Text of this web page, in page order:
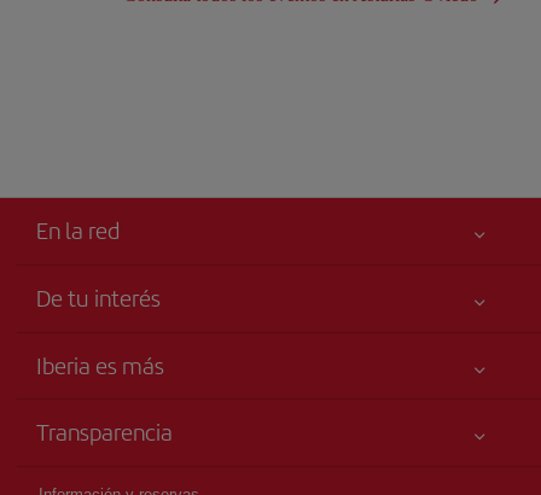
En la red
De tu interés
Tu seguridad es lo primero
Iberia es más
Talento a bordo
Grupo Iberia
Transparencia